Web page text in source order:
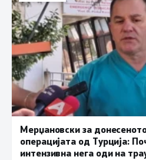
Мерџановски за
операцијата од Турција:
интензивна нега оди на